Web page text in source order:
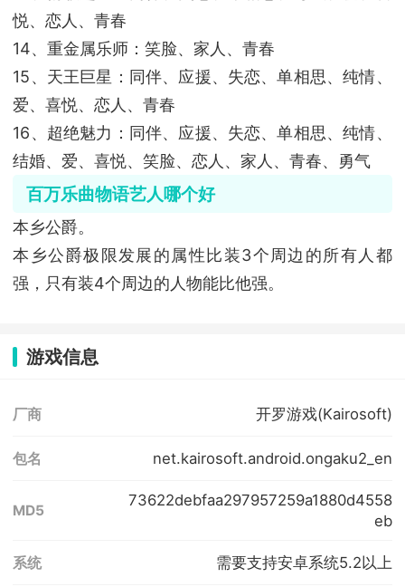
悦、恋人、青春
14、重金属乐师：笑脸、家人、青春
15、天王巨星：同伴、应援、失恋、单相思、纯情、
爱、喜悦、恋人、青春
16、超绝魅力：同伴、应援、失恋、单相思、纯情、
结婚、爱、喜悦、笑脸、恋人、家人、青春、勇气
百万乐曲物语艺人哪个好
本乡公爵。
本乡公爵极限发展的属性比装3个周边的所有人都
强，只有装4个周边的人物能比他强。
游戏信息
厂商 开罗游戏(Kairosoft)
包名 net.kairosoft.android.ongaku2_en
MD5
73622debfaa297957259a1880d4558
eb
系统 需要支持安卓系统5.2以上